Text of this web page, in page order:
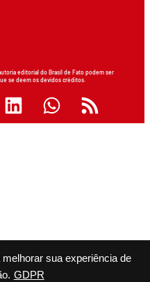
sua experiência de
GDPR
editorial do Brasil de Fato podem ser
se deem os devidos créditos.